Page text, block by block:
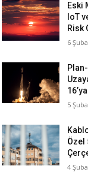
Eski
IoT
Risk
6
5
Özel
4